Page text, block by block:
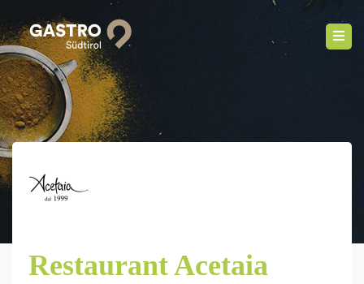
Restaurant Acetaia